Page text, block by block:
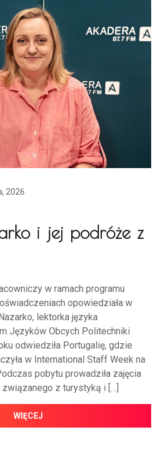
2026
i jej podróże z
w ramach programu
opowiedziała w
lektorka języka
Języków Obcych Politechniki
odwiedziła Portugalię, gdzie
w International Staff Week na
pobytu prowadziła zajęcia
z turystyką i […]
WIĘCEJ